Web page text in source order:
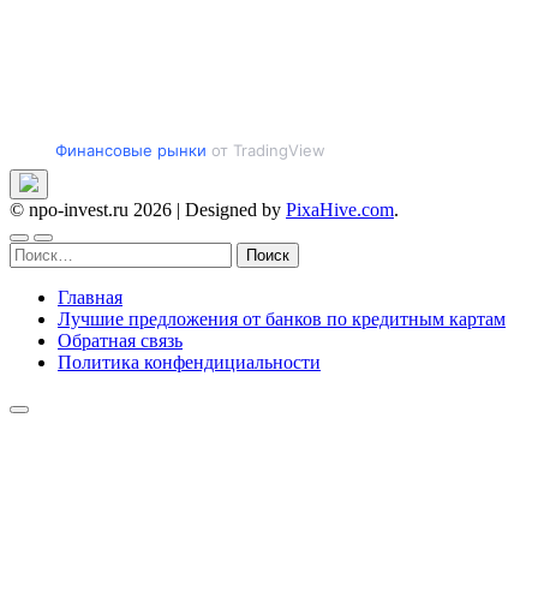
Финансовые рынки от TradingView
© npo-invest.ru 2026 | Designed by PixaHive.com.
Найти:
Главная
Лучшие предложения от банков по кредитным картам
Обратная связь
Политика конфендициальности